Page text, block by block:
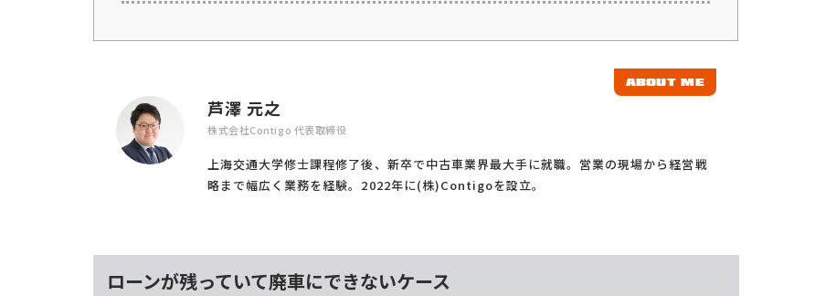
ABOUT ME
芦澤 元之
株式会社Contigo 代表取締役
上海交通大学修士課程修了後、新卒で中古車業界最大手に就職。営業の現場から経営戦
略まで幅広く業務を経験。2022年に(株)Contigoを設立。
ローンが残っていて廃車にできないケース